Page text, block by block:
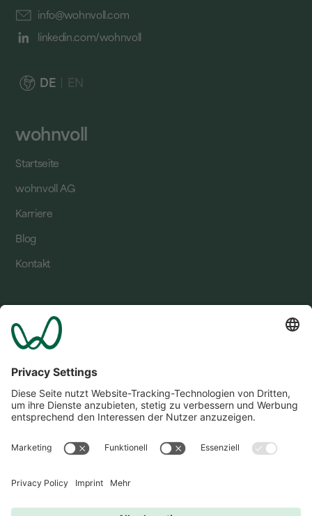
info@wohnvoll.com
linkedin.com/wohnvoll
DE EN
wohnvoll
Startseite
wohnvoll AG
Karriere
Blog
Kontakt
Standorte
Bad Bevensen
Bergkamen
Gerresheim
Goslar